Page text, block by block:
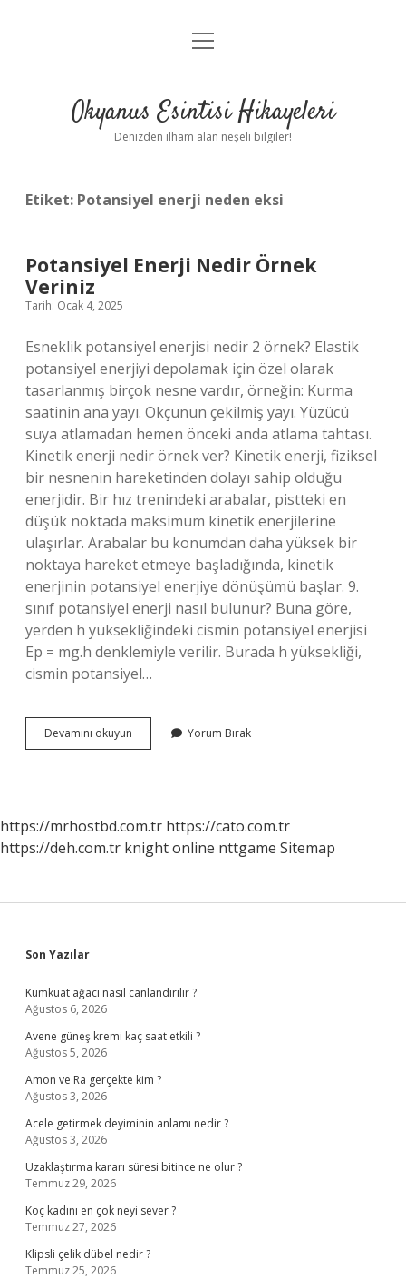
Anasayfa
Yasal Uyarı
menüyü
Okyanus Esintisi Hikayeleri
Denizden ilham alan neşeli bilgiler!
Etiket: Potansiyel enerji neden eksi
Potansiyel Enerji Nedir Örnek
Veriniz
Tarih: Ocak 4, 2025
Esneklik potansiyel enerjisi nedir 2 örnek? Elastik
potansiyel enerjiyi depolamak için özel olarak
tasarlanmış birçok nesne vardır, örneğin: Kurma
saatinin ana yayı. Okçunun çekilmiş yayı. Yüzücü
suya atlamadan hemen önceki anda atlama tahtası.
Kinetik enerji nedir örnek ver? Kinetik enerji, fiziksel
bir nesnenin hareketinden dolayı sahip olduğu
enerjidir. Bir hız trenindeki arabalar, pistteki en
düşük noktada maksimum kinetik enerjilerine
ulaşırlar. Arabalar bu konumdan daha yüksek bir
noktaya hareket etmeye başladığında, kinetik
enerjinin potansiyel enerjiye dönüşümü başlar. 9.
sınıf potansiyel enerji nasıl bulunur? Buna göre,
yerden h yüksekliğindeki cismin potansiyel enerjisi
Ep = mg.h denklemiyle verilir. Burada h yüksekliği,
cismin potansiyel…
Devamını okuyun Potansiyel
Enerji
Yorum Bırak
https://mrhostbd.com.tr https://cato.com.tr
https://deh.com.tr knight online nttgame Sitemap
Sidebar
Son Yazılar
Kumkuat ağacı nasıl canlandırılır ?
Ağustos 6, 2026
Avene güneş kremi kaç saat etkili ?
Ağustos 5, 2026
Amon ve Ra gerçekte kim ?
Ağustos 3, 2026
Acele getirmek deyiminin anlamı nedir ?
Ağustos 3, 2026
Uzaklaştırma kararı süresi bitince ne olur ?
Temmuz 29, 2026
Koç kadını en çok neyi sever ?
Temmuz 27, 2026
Klipsli çelik dübel nedir ?
Temmuz 25, 2026